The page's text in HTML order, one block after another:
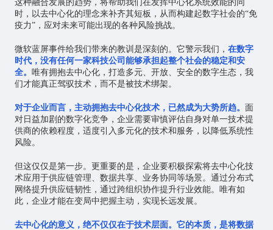
这种融合发展的趋势，将帮助我们在发挥中心化系统效能的同
时，以去中心化的理念来补齐其短板，从而构建起数字社会的“免
疫力”，应对未来可能出现的各种风险挑战。
微软蓝屏事件给我们带来的教训是深刻的。它警示我们， 在数字
时代，没有任何一家科技公司能够承担起整个社会的稳定和安
全。 唯有拥抱去中心化，打造多元、开放、安全的数字生态，我
们才能真正驾驭技术，而不是被技术绑架。
对于企业而言，主动拥抱去中心化技术，已然成为大势所趋。 面
对日益加剧的数字化竞争，企业需要审慎评估自身对单一技术提
供商的依赖程度，适度引入多元化的技术和服务，以降低系统性
风险。
但这仅仅是第一步。更重要的是，企业要积极探索将去中心化技
术应用于供应链管理、数据共享、业务协同等场景。通过分布式
网络提升供应链韧性，通过跨组织协作提升行业效能。唯有如
此，企业才能在变局中把握主动，实现长远发展。
去中心化的意义，绝不仅仅在于技术层面。它的本质，是将数据